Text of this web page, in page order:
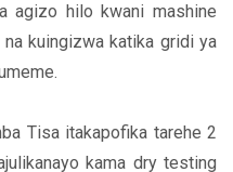
agizo hilo kwani mashine
kuingizwa katika gridi ya
Tisa itakapofika tarehe 2
kama dry testing